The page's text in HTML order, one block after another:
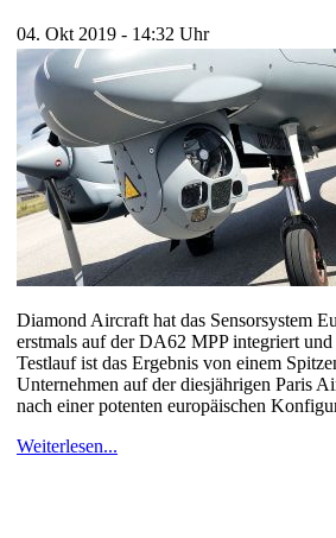
04. Okt 2019 - 14:32 Uhr
Diamond Aircraft hat das Sensorsystem
erstmals auf der DA62 MPP integriert
Testlauf ist das Ergebnis von einem
Unternehmen auf der diesjährigen Paris
nach einer potenten europäischen
Weiterlesen...